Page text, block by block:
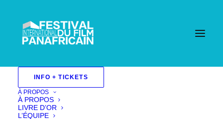
INFO + TICKETS
À PROPOS
À PROPOS
LIVRE D’OR
L’ÉQUIPE
Events - Festival International Du Film Pan Africain
Films 2023
Long-métrage/ Feature 2023
Sélection officielle/ Official selection 2023
GUERRIER DU ROI (THE KING’S WARRIOR)